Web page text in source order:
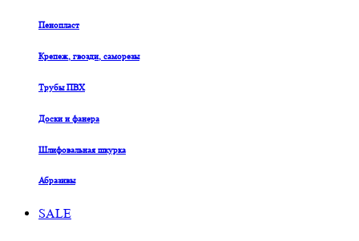
Пенопласт
Крепеж, гвозди, саморезы
Трубы ПВХ
Доски и фанера
Шлифовальная шкурка
Абразивы
SALE